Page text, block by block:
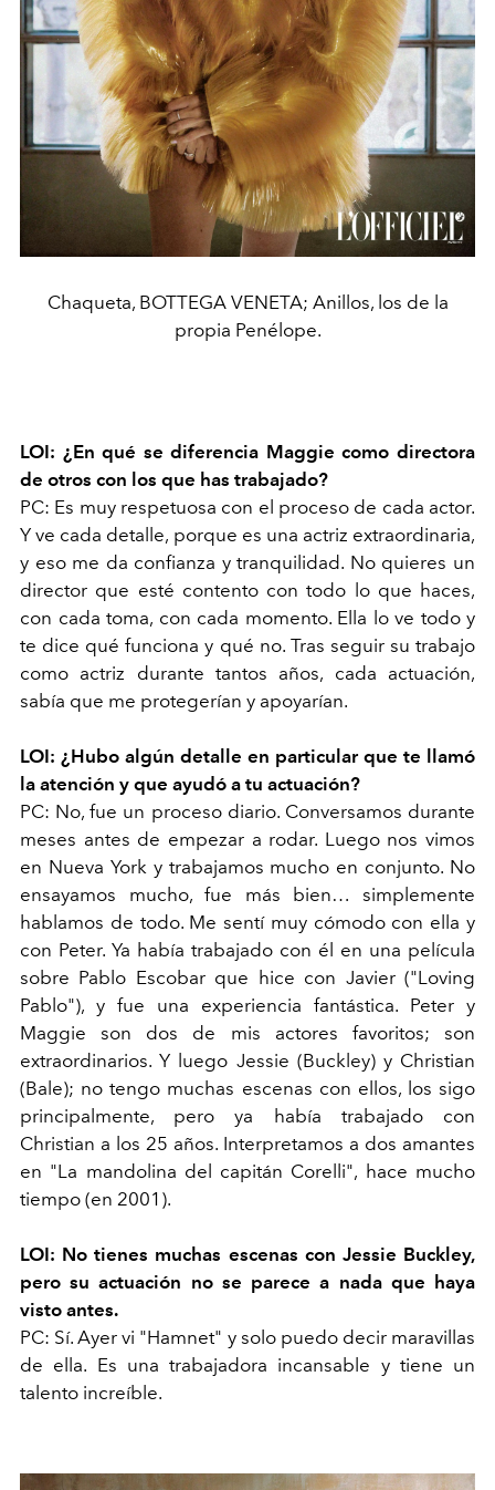
Chaqueta, BOTTEGA VENETA; Anillos, los de la
propia Penélope.
LOI: ¿En qué se diferencia Maggie como directora
de otros con los que has trabajado?
PC: Es muy respetuosa con el proceso de cada actor.
Y ve cada detalle, porque es una actriz extraordinaria,
y eso me da confianza y tranquilidad. No quieres un
director que esté contento con todo lo que haces,
con cada toma, con cada momento. Ella lo ve todo y
te dice qué funciona y qué no. Tras seguir su trabajo
como actriz durante tantos años, cada actuación,
sabía que me protegerían y apoyarían.
LOI: ¿Hubo algún detalle en particular que te llamó
la atención y que ayudó a tu actuación?
PC: No, fue un proceso diario. Conversamos durante
meses antes de empezar a rodar. Luego nos vimos
en Nueva York y trabajamos mucho en conjunto. No
ensayamos mucho, fue más bien… simplemente
hablamos de todo. Me sentí muy cómodo con ella y
con Peter. Ya había trabajado con él en una película
sobre Pablo Escobar que hice con Javier ("Loving
Pablo"), y fue una experiencia fantástica. Peter y
Maggie son dos de mis actores favoritos; son
extraordinarios. Y luego Jessie (Buckley) y Christian
(Bale); no tengo muchas escenas con ellos, los sigo
principalmente, pero ya había trabajado con
Christian a los 25 años. Interpretamos a dos amantes
en "La mandolina del capitán Corelli", hace mucho
tiempo (en 2001).
LOI: No tienes muchas escenas con Jessie Buckley,
pero su actuación no se parece a nada que haya
visto antes.
PC: Sí. Ayer vi "Hamnet" y solo puedo decir maravillas
de ella. Es una trabajadora incansable y tiene un
talento increíble.